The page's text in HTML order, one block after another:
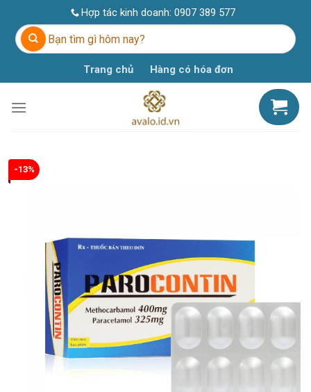
content
Hợp tác kinh doanh: 0907 389 577
Tìm
kiếm:
Trang chủ Hàng có hóa đơn
-13%